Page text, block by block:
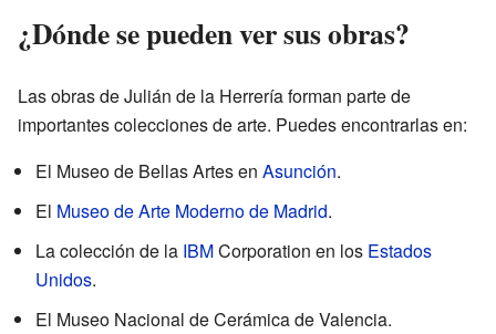
¿Dónde se pueden ver sus obras?
Las obras de Julián de la Herrería forman parte de
importantes colecciones de arte. Puedes encontrarlas en:
El Museo de Bellas Artes en Asunción.
El Museo de Arte Moderno de Madrid.
La colección de la IBMCorporation en los Estados
Unidos.
El Museo Nacional de Cerámica de Valencia.